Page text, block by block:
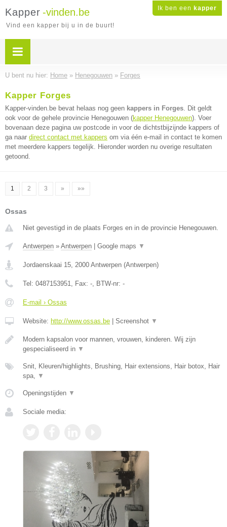
Ik ben een kapper
Kapper -vinden.be
Vind een kapper bij u in de buurt!
U bent nu hier: Home » Henegouwen » Forges
Kapper Forges
Kapper-vinden.be bevat helaas nog geen kappers in Forges. Dit geldt
ook voor de gehele provincie Henegouwen (kapper Henegouwen). Voer
bovenaan deze pagina uw postcode in voor de dichtstbijzijnde kappers of
ga naar direct contact met kappers om via één e-mail in contact te komen
met meerdere kappers tegelijk. Hieronder worden nu overige resultaten
getoond.
1 2 3 » »»
Ossas
Niet gevestigd in de plaats Forges en in de provincie Henegouwen.
Antwerpen » Antwerpen Google maps ▼
Jordaenskaai 15, 2000 Antwerpen (Antwerpen)
Tel: 0487153951, Fax: -, BTW-nr: -
E-mail › Ossas
Website: http://www.ossas.be Screenshot ▼
Modern kapsalon voor mannen, vrouwen, kinderen. Wij zijn
gespecialiseerd in ▼
Snit, Kleuren/highlights, Brushing, Hair extensions, Hair botox, Hair
spa, ▼
Openingstijden ▼
Sociale media: